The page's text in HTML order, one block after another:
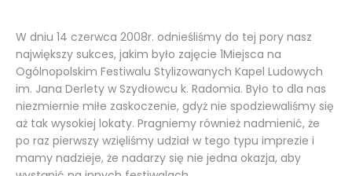
W dniu 14 czerwca 2008r. odnieśliśmy do tej pory nasz
największy sukces, jakim było zajęcie 1Miejsca na
Ogólnopolskim Festiwalu Stylizowanych Kapel Ludowych
im. Jana Derlety w Szydłowcu k. Radomia. Było to dla nas
niezmiernie miłe zaskoczenie, gdyż nie spodziewaliśmy się
aż tak wysokiej lokaty. Pragniemy również nadmienić, że
po raz pierwszy wzięliśmy udział w tego typu imprezie i
mamy nadzieje, że nadarzy się nie jedna okazja, aby